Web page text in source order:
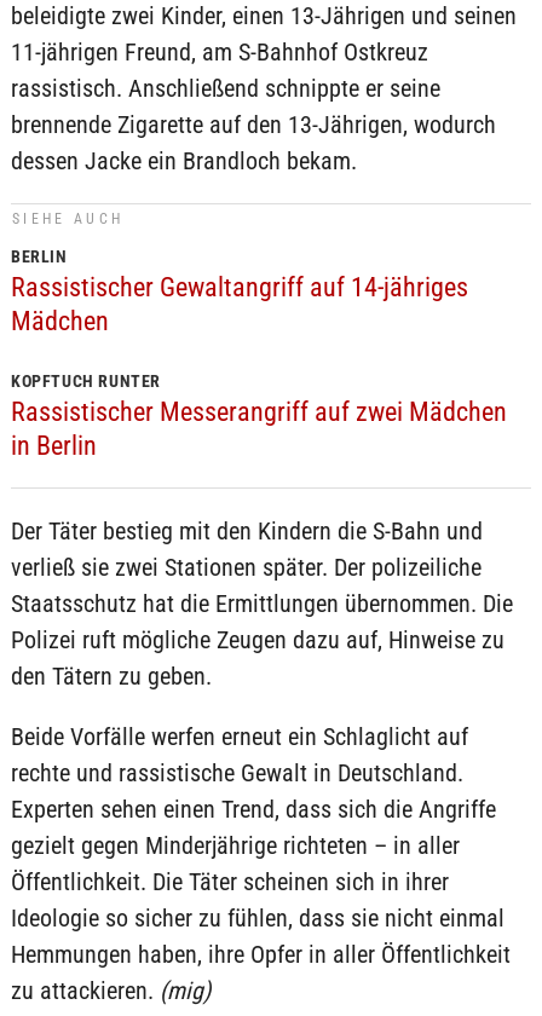
beleidigte zwei Kinder, einen 13-Jährigen und seinen
11-jährigen Freund, am S-Bahnhof Ostkreuz
rassistisch. Anschließend schnippte er seine
brennende Zigarette auf den 13-Jährigen, wodurch
dessen Jacke ein Brandloch bekam.
SIEHE AUCH
BERLIN
Rassistischer Gewaltangriff auf 14-jähriges
Mädchen
KOPFTUCH RUNTER
Rassistischer Messerangriff auf zwei Mädchen
in Berlin
Der Täter bestieg mit den Kindern die S-Bahn und
verließ sie zwei Stationen später. Der polizeiliche
Staatsschutz hat die Ermittlungen übernommen. Die
Polizei ruft mögliche Zeugen dazu auf, Hinweise zu
den Tätern zu geben.
Beide Vorfälle werfen erneut ein Schlaglicht auf
rechte und rassistische Gewalt in Deutschland.
Experten sehen einen Trend, dass sich die Angriffe
gezielt gegen Minderjährige richteten – in aller
Öffentlichkeit. Die Täter scheinen sich in ihrer
Ideologie so sicher zu fühlen, dass sie nicht einmal
Hemmungen haben, ihre Opfer in aller Öffentlichkeit
zu attackieren. (mig)